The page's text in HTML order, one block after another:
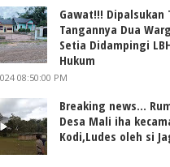
Gawat!!! Dipalsukan
Tangannya Dua
Setia Didampingi
Hukum
08:50:00 PM
Breaking news...
Desa Mali iha
Kodi,Ludes oleh si